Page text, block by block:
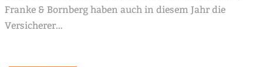
Franke & Bornberg haben auch in diesem Jahr die
Versicherer…